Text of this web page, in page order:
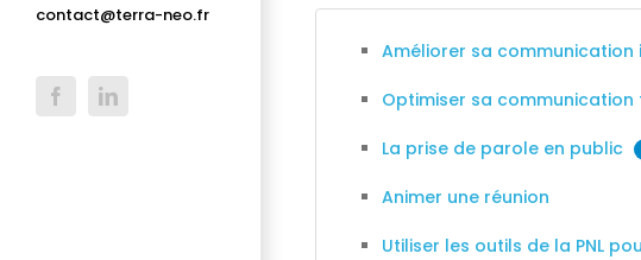
contact@terra-neo.fr
FacebookLinkedIn
Améliorer sa communication
Optimiser sa
La prise de parole en public
Animer une réunion
Utiliser les outils de la PNL